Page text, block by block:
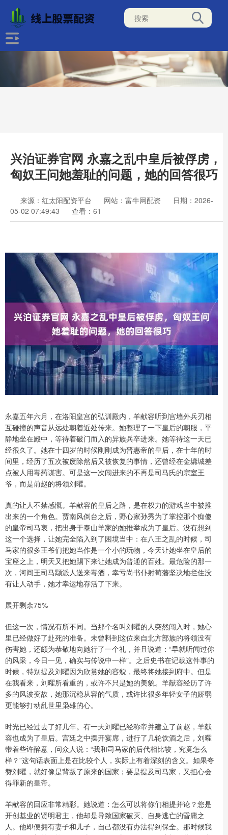
兴泊证券官网 永嘉之乱中皇后被俘虏，
匈奴王问她羞耻的问题，她的回答很巧
来源：红太阳配资平台 网站：富牛网配资
日期：2026-
05-02 07:49:43
查看：61
永嘉五年六月，在洛阳皇宫的弘训殿内，羊献容听到宫墙外兵刃相
互碰撞的声音从远处朝着近处传来。她整理了一下皇后的朝服，平
静地坐在殿中，等待着破门而入的异族兵卒进来。她等待这一天已
经很久了。她在十四岁的时候刚刚成为晋惠帝的皇后，在十年的时
间里，经历了五次被废除然后又被恢复的事情，还曾经在金墉城差
点被人用毒药谋害。可是这一次闯进来的不再是司马氏的宗室王
爷，而是前赵的将领刘曜。
真的让人不禁感慨。羊献容的皇后之路，是在权力的游戏当中被推
出来的一个角色。贾南风倒台之后，野心家孙秀为了掌控那个痴傻
的皇帝司马衷，把出身于泰山羊家的她推举成为了皇后。没有想到
这一个选择，让她完全陷入到了困境当中：在八王之乱的时候，司
马家的很多王爷们把她当作是一个小的玩物，今天让她坐在皇后的
宝座之上，明天又把她踢下来让她成为普通的百姓。最危险的那一
次，河间王司马颙派人送来毒酒，幸亏尚书仆射荀藩坚决地拦住没
有让人动手，她才幸运地存活了下来。
展开剩余75%
但这一次，情况有所不同。当那个名叫刘曜的人突然闯入时，她心
里已经做好了赴死的准备。未曾料到这位来自北方部族的将领没有
伤害她，还颇为恭敬地向她行了一个礼，并且说道：“早就听闻过你
的风采，今日一见，确实与传说中一样”。之后史书在记载这件事的
时候，特别提及刘曜因为欣赏她的容貌，最终将她接到府中。但是
在我看来，刘曜所看重的，或许不只是她的美貌。羊献容经历了许
多的风波变故，她那沉稳从容的气质，或许比很多年轻女子的娇弱
更能够打动乱世里枭雄的心。
时光已经过去了好几年。有一天刘曜已经称帝并建立了前赵，羊献
容也成为了皇后。宫廷之中摆开宴席，进行了几轮饮酒之后，刘曜
带着些许醉意，问众人说：“我和司马家的后代相比较，究竟怎么
样？”这句话表面上是在比较个人，实际上有着深刻的含义。如果夸
赞刘曜，就好像是背叛了原来的国家；要是提及司马家，又担心会
得罪新的皇帝。
羊献容的回应非常精彩。她说道：怎么可以将你们相提并论？您是
开创基业的贤明君主，他却是导致国家破灭、自身逃亡的昏庸之
人。他即便拥有妻子和儿子，自己都没有办法得到保全。那时候我